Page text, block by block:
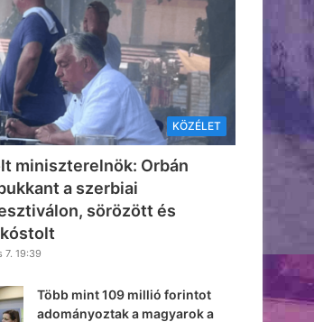
KÖZÉLET
miniszterelnök: Orbán
a szerbiai
sörözött és
7. 19:39
Több mint 109 millió forintot
adományoztak a magyarok a